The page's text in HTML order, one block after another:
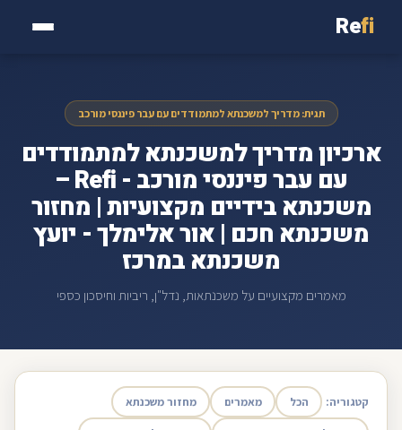
Refi
תגית: מדריך למשכנתא למתמודדים עם עבר פיננסי מורכב
ארכיון מדריך למשכנתא למתמודדים
עם עבר פיננסי מורכב - Refi –
משכנתא בידיים מקצועיות | מחזור
משכנתא חכם | אור אלימלך - יועץ
משכנתא במרכז
מאמרים מקצועיים על משכנתאות, נדל"ן, ריביות וחיסכון כספי
קטגוריה: הכל מאמרים מחזור משכנתא